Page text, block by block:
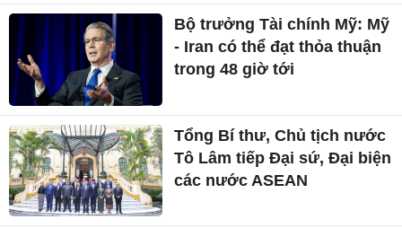
Bộ trưởng Tài chính Mỹ: Mỹ
- Iran có thể đạt thỏa thuận
trong 48 giờ tới
Tổng Bí thư, Chủ tịch nước
Tô Lâm tiếp Đại sứ, Đại biện
các nước ASEAN